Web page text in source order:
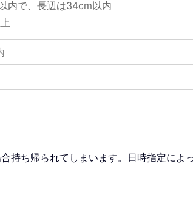
内で、長辺は34cm以内
持ち帰られてしまいます。日時指定によ